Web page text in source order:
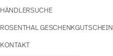
HÄNDLERSUCHE
ROSENTHAL GESCHENKGUTSCHEIN
KONTAKT